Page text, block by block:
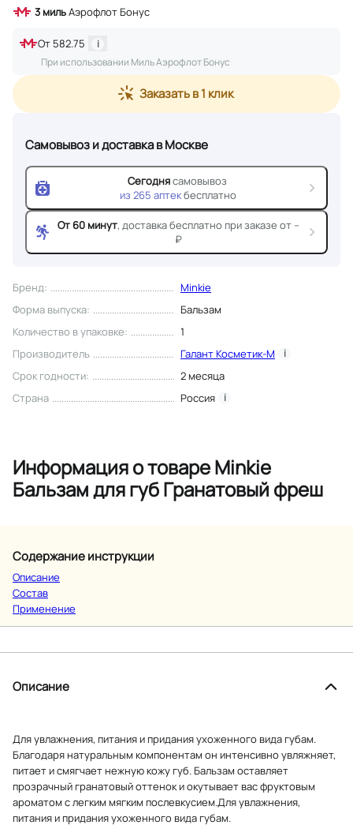
Бренд:
Minkie
Форма выпуска:
Бальзам
Количество в упаковке:
1
Производитель
Галант Косметик-М i
Срок годности:
2 месяца
Страна
Россия i
3 мильАэрофлот Бонус
От 582.75
i
При использовании Миль Аэрофлот Бонус
Заказать в 1 клик
Самовывоз и доставкав Москве
Сегоднясамовывоз
из 265 аптекбесплатно
От 60 минут, доставкабесплатно при заказе от --
₽
Информация о товаре Minkie
Бальзам для губ Гранатовый фреш
Содержание инструкции
Описание
Состав
Применение
Описание
Для увлажнения, питания и придания ухоженного вида губам.
Благодаря натуральным компонентам он интенсивно увляжняет,
питает и смягчает нежную кожу губ. Бальзам оставляет
прозрачный гранатовый оттенок и окутывает вас фруктовым
ароматом с легким мягким послевкусием.Для увлажнения,
питания и придания ухоженного вида губам.